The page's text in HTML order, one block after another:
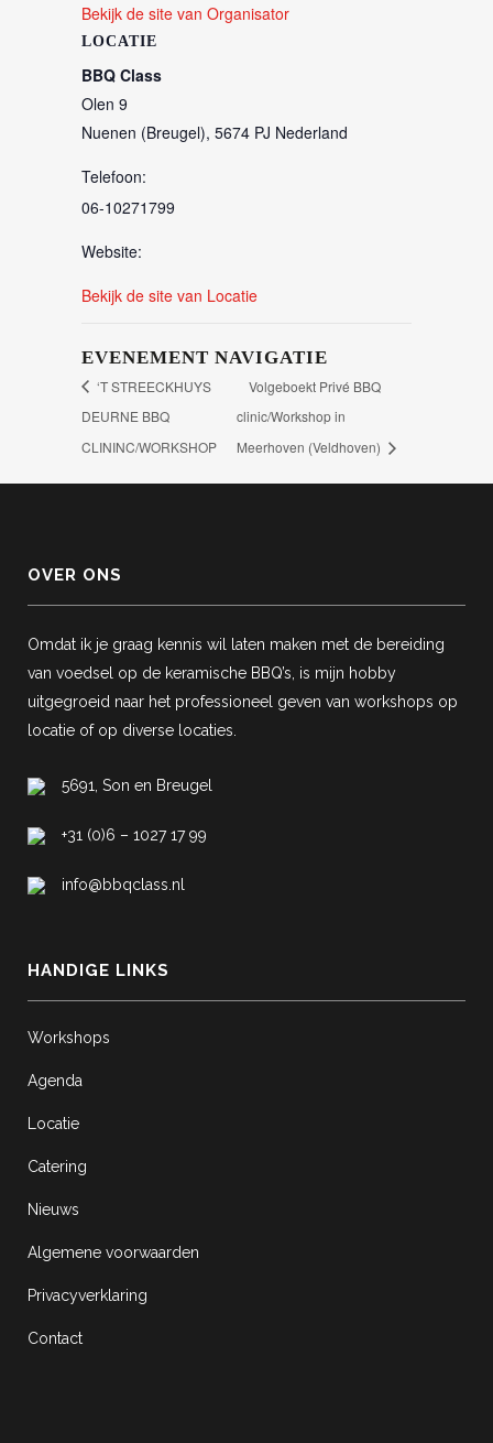
LOCATIE
BBQ Class
Olen 9
Nuenen (Breugel), 5674 PJ Nederland
Telefoon:
06-10271799
Website:
Bekijk de site van Locatie
Bekijk de site van Organisator
EVENEMENT NAVIGATIE
‘T STREECKHUYS
DEURNE BBQ
CLININC/WORKSHOP
Volgeboekt Privé BBQ
clinic/Workshop in
Meerhoven (Veldhoven)
OVER ONS
Omdat ik je graag kennis wil laten maken met de bereiding
van voedsel op de keramische BBQ’s, is mijn hobby
uitgegroeid naar het professioneel geven van workshops op
locatie of op diverse locaties.
5691, Son en Breugel
+31 (0)6 – 1027 17 99
info@bbqclass.nl
HANDIGE LINKS
Workshops
Agenda
Locatie
Catering
Nieuws
Algemene voorwaarden
Privacyverklaring
Contact